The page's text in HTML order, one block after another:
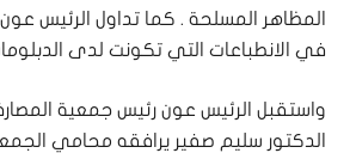
المظاهر المسلحة . كما تداول الرئيس
في الانطباعات التي تكونت لدى
واستقبل الرئيس عون رئيس جمعية
الدكتور سليم صفير يرافقه محامي